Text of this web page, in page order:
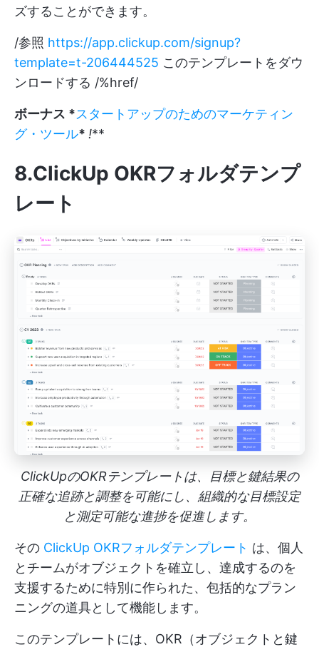
ズすることができます。
/参照 https://app.clickup.com/signup?
template=t-206444525 このテンプレートをダウ
ンロードする /%href/
ボーナス *スタートアップのためのマーケティン
グ・ツール* !**
8.ClickUp OKRフォルダテンプ
レート
ClickUpのOKRテンプレートは、目標と鍵結果の
正確な追跡と調整を可能にし、組織的な目標設定
と測定可能な進捗を促進します。
その ClickUp OKRフォルダテンプレート は、個人
とチームがオブジェクトを確立し、達成するのを
支援するために特別に作られた、包括的なプラン
ニングの道具として機能します。
このテンプレートには、OKR（オブジェクトと鍵